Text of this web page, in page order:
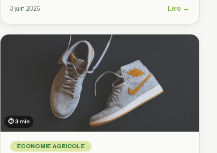
3 juin 2026 Lire →
⏱ 3 min
ÉCONOMIE AGRICOLE